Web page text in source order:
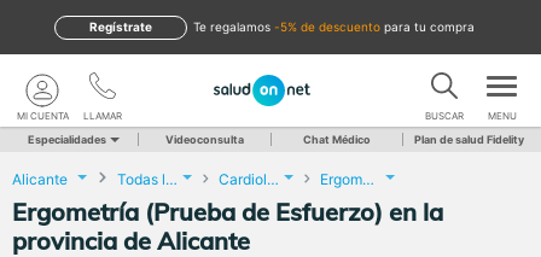
te regalamos -5% de descuento para tu compra
Regístrate
LLAMAR
MI CUENTA BUSCAR MENU
Especialidades Videoconsulta Chat Médico Plan de salud Fidelity
Alicante Todas las localidades Cardiología Ergometría (Prueba de Esfuerzo)
Ergometría (Prueba de Esfuerzo) en la
provincia de Alicante